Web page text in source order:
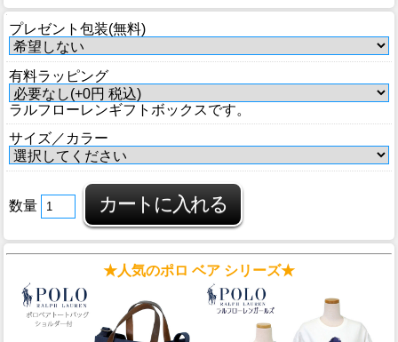
プレゼント包装(無料)
有料ラッピング
ラルフローレンギフトボックスです。
サイズ／カラー
数量
★人気のポロ ベア シリーズ★